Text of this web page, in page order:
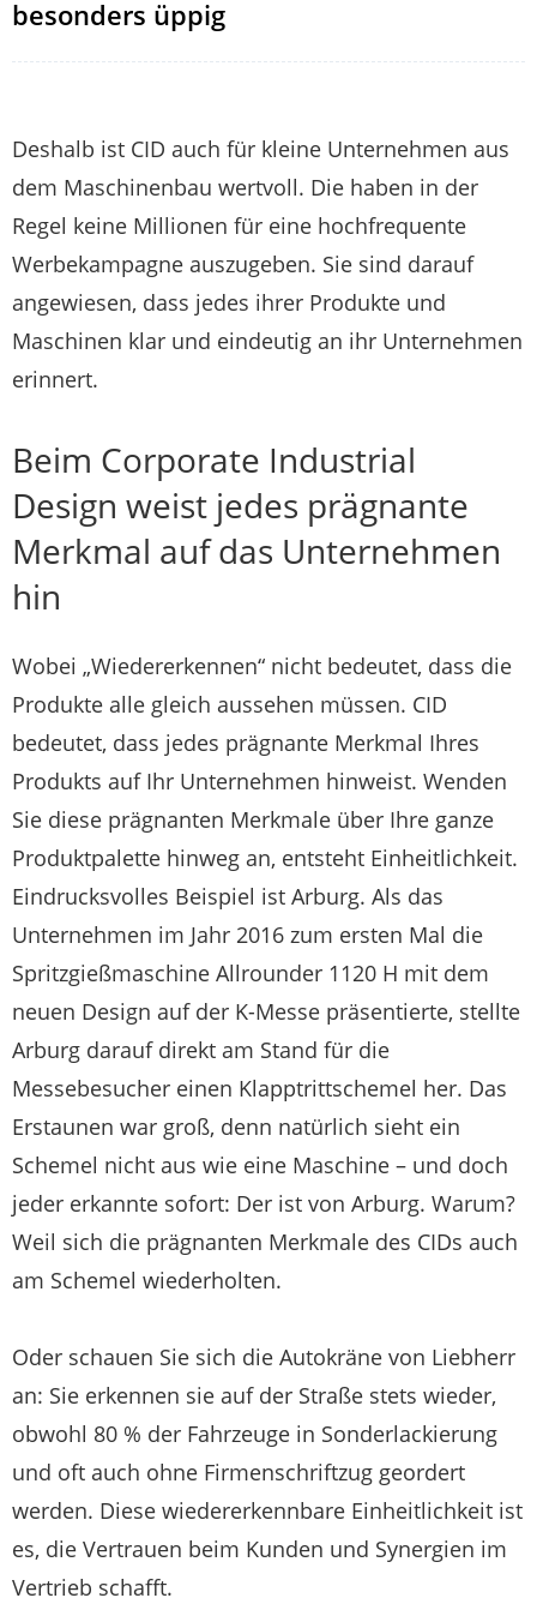
besonders üppig
Deshalb ist CID auch für kleine Unternehmen aus
dem Maschinenbau wertvoll. Die haben in der
Regel keine Millionen für eine hochfrequente
Werbekampagne auszugeben. Sie sind darauf
angewiesen, dass jedes ihrer Produkte und
Maschinen klar und eindeutig an ihr Unternehmen
erinnert.
Beim Corporate Industrial
Design weist jedes prägnante
Merkmal auf das Unternehmen
hin
Wobei „Wiedererkennen“ nicht bedeutet, dass die
Produkte alle gleich aussehen müssen. CID
bedeutet, dass jedes prägnante Merkmal Ihres
Produkts auf Ihr Unternehmen hinweist. Wenden
Sie diese prägnanten Merkmale über Ihre ganze
Produktpalette hinweg an, entsteht Einheitlichkeit.
Eindrucksvolles Beispiel ist Arburg. Als das
Unternehmen im Jahr 2016 zum ersten Mal die
Spritzgießmaschine Allrounder 1120 H mit dem
neuen Design auf der K-Messe präsentierte, stellte
Arburg darauf direkt am Stand für die
Messebesucher einen Klapptrittschemel her. Das
Erstaunen war groß, denn natürlich sieht ein
Schemel nicht aus wie eine Maschine – und doch
jeder erkannte sofort: Der ist von Arburg. Warum?
Weil sich die prägnanten Merkmale des CIDs auch
am Schemel wiederholten.
Oder schauen Sie sich die Autokräne von Liebherr
an: Sie erkennen sie auf der Straße stets wieder,
obwohl 80 % der Fahrzeuge in Sonderlackierung
und oft auch ohne Firmenschriftzug geordert
werden. Diese wiedererkennbare Einheitlichkeit ist
es, die Vertrauen beim Kunden und Synergien im
Vertrieb schafft.